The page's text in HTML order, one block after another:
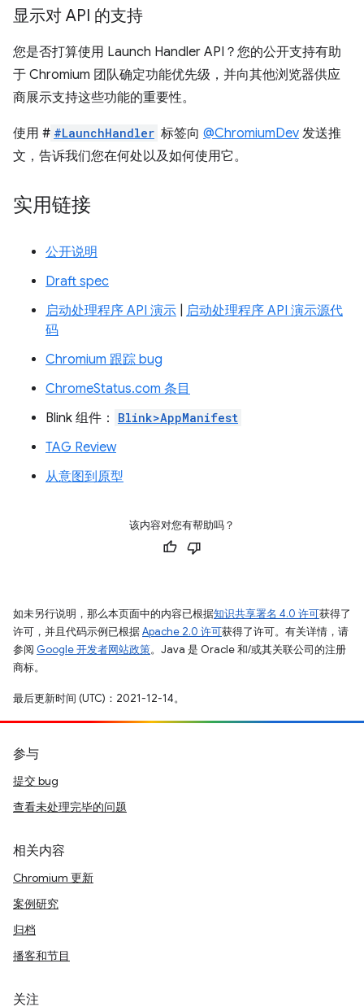
显示对 API 的支持
您是否打算使用 Launch Handler API？您的公开支持有助
于 Chromium 团队确定功能优先级，并向其他浏览器供应
商展示支持这些功能的重要性。
使用 # #LaunchHandler 标签向 @ChromiumDev 发送推
文，告诉我们您在何处以及如何使用它。
实用链接
公开说明
Draft spec
启动处理程序 API 演示
启动处理程序 API 演示源代
码
Chromium 跟踪 bug
ChromeStatus.com 条目
Blink 组件：
Blink>AppManifest
TAG Review
从意图到原型
该内容对您有帮助吗？
如未另行说明，那么本页面中的内容已根据知识共享署名 4.0 许可获得了
许可，并且代码示例已根据Apache 2.0 许可获得了许可。有关详情，请
参阅 Google 开发者网站政策。Java 是 Oracle 和/或其关联公司的注册
商标。
最后更新时间 (UTC)：2021-12-14。
参与
提交 bug
查看未处理完毕的问题
相关内容
Chromium 更新
案例研究
归档
播客和节目
关注